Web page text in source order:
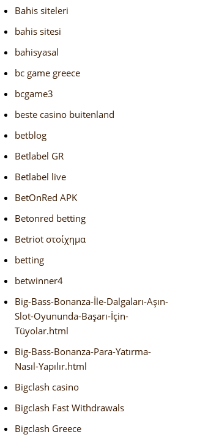
Bahis siteleri
bahis sitesi
bahisyasal
bc game greece
bcgame3
beste casino buitenland
betblog
Betlabel GR
Betlabel live
BetOnRed APK
Betonred betting
Betriot στοίχημα
betting
betwinner4
Big-Bass-Bonanza-İle-Dalgaları-Aşın-
Slot-Oyununda-Başarı-İçin-
Tüyolar.html
Big-Bass-Bonanza-Para-Yatırma-
Nasıl-Yapılır.html
Bigclash casino
Bigclash Fast Withdrawals
Bigclash Greece